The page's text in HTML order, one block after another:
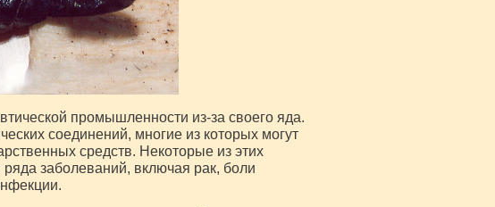
промышленности из-за своего яда.
соединений, многие из которых могут
средств. Некоторые из этих
заболеваний, включая рак, боли